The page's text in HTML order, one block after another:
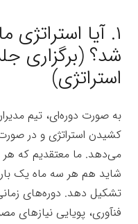
۱. آیا استراتژی
شد؟ (برگزاری
استراتژی)
به صورت دوره‌ای، تیم
کشیدن استراتژی و در
می‌دهد. ما معتقدیم که
شاید هم هر سه ماه یک
تشکیل دهد. دوره‌های
فنآوری، پویایی نیازهای